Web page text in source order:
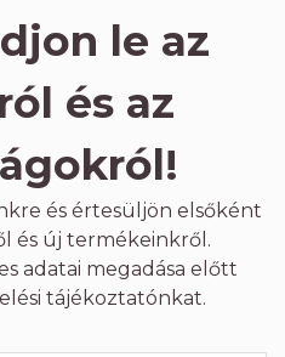
le az
és az
és értesüljön elsőként
és új termékeinkről.
adatai megadása előtt
tájékoztatónkat.